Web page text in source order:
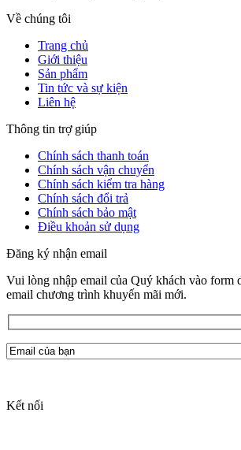
Về chúng tôi
Trang chủ
Giới thiệu
Sản phẩm
Tin tức và sự kiện
Liên hệ
Thông tin trợ giúp
Chính sách thanh toán
Chính sách vận chuyển
Chính sách kiểm tra hàng
Chính sách đổi trả
Chính sách bảo mật
Điều khoản sử dụng
Đăng ký nhận email
Vui lòng nhập email của Quý khách vào form
email chương trình khuyến mãi mới.
Kết nối